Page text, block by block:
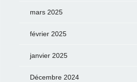
mars 2025
février 2025
janvier 2025
Décembre 2024